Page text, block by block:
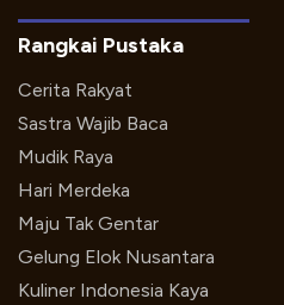
Rangkai Pustaka
Cerita Rakyat
Sastra Wajib Baca
Mudik Raya
Hari Merdeka
Maju Tak Gentar
Gelung Elok Nusantara
Kuliner Indonesia Kaya